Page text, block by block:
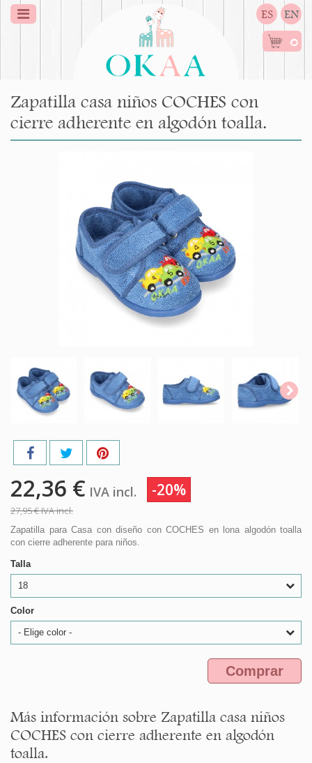
ES EN
0
Zapatilla casa niños COCHES con
cierre adherente en algodón toalla.
22,36 € IVA incl. -20%
27,95 €IVA incl.
Zapatilla para Casa con diseño con COCHES en lona algodón toalla
con cierre adherente para niños.
Talla
18
Color
- Elige color -
Comprar
Más información sobre Zapatilla casa niños
COCHES con cierre adherente en algodón
toalla.